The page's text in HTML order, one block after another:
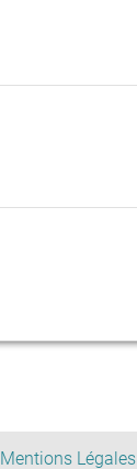
Mentions Légales